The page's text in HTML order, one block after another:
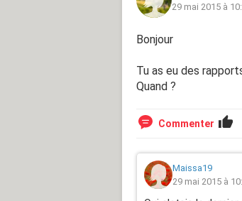
29 mai 2015 à
Bonjour
Tu as eu des
Quand ?
Commenter
Maissa19
29 mai 2015 à